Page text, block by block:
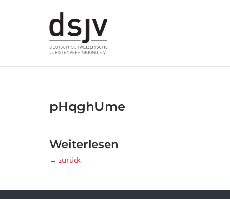
pHqghUme
Weiterlesen
← zurück